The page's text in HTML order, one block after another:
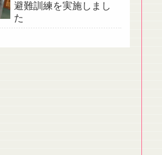
避難訓練を実施しまし
た